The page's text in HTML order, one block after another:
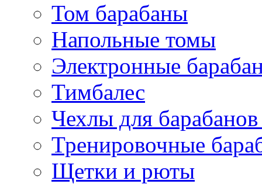
Том барабаны
Напольные томы
Электронные
Тимбалес
Чехлы для
Тренировочные
Щетки и рюты